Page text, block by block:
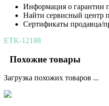
Информация о гарантии
Найти сервисный центр
Сертификаты продавца/
ETK-12188
Похожие товары
Загрузка похожих товаров ...